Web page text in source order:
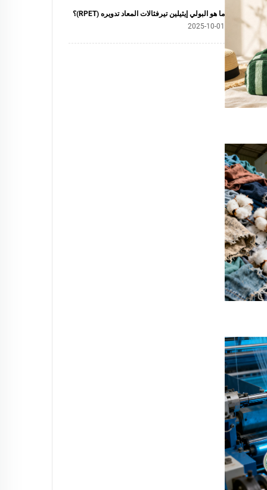
ما هو البولي إيثيلين تيرفثالات المعاد تدويره (RPET)؟
2025-10-01